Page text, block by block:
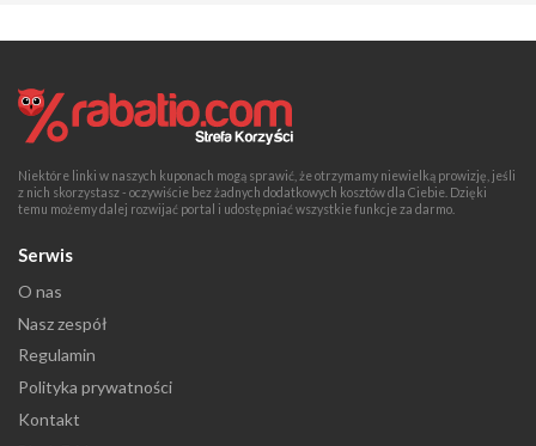
Niektóre linki w naszych kuponach mogą sprawić, że otrzymamy niewielką prowizję, jeśli
z nich skorzystasz - oczywiście bez żadnych dodatkowych kosztów dla Ciebie. Dzięki
temu możemy dalej rozwijać portal i udostępniać wszystkie funkcje za darmo.
Serwis
O nas
Nasz zespół
Regulamin
Polityka prywatności
Kontakt